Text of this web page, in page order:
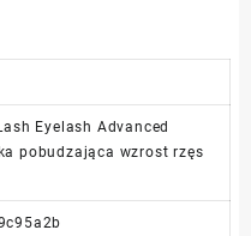
Eyelash Advanced
pobudzająca wzrost rzęs